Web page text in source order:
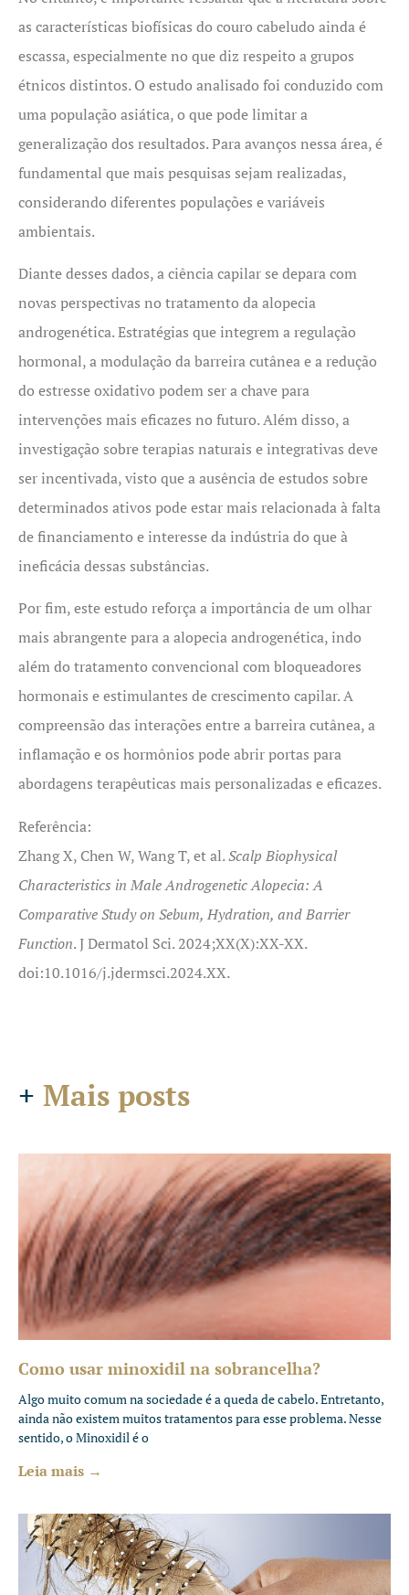
as características biofísicas do couro cabeludo ainda é
escassa, especialmente no que diz respeito a grupos
étnicos distintos. O estudo analisado foi conduzido com
uma população asiática, o que pode limitar a
generalização dos resultados. Para avanços nessa área, é
fundamental que mais pesquisas sejam realizadas,
considerando diferentes populações e variáveis
ambientais.
Diante desses dados, a ciência capilar se depara com
novas perspectivas no tratamento da alopecia
androgenética. Estratégias que integrem a regulação
hormonal, a modulação da barreira cutânea e a redução
do estresse oxidativo podem ser a chave para
intervenções mais eficazes no futuro. Além disso, a
investigação sobre terapias naturais e integrativas deve
ser incentivada, visto que a ausência de estudos sobre
determinados ativos pode estar mais relacionada à falta
de financiamento e interesse da indústria do que à
ineficácia dessas substâncias.
Por fim, este estudo reforça a importância de um olhar
mais abrangente para a alopecia androgenética, indo
além do tratamento convencional com bloqueadores
hormonais e estimulantes de crescimento capilar. A
compreensão das interações entre a barreira cutânea, a
inflamação e os hormônios pode abrir portas para
abordagens terapêuticas mais personalizadas e eficazes.
Referência:
Zhang X, Chen W, Wang T, et al.Scalp Biophysical
Characteristics in Male Androgenetic Alopecia: A
Comparative Study on Sebum, Hydration, and Barrier
Function. J Dermatol Sci. 2024;XX(X):XX-XX.
doi:10.1016/j.jdermsci.2024.XX.
+ Mais posts
Como usar minoxidil na sobrancelha?
Algo muito comum na sociedade é a queda de cabelo. Entretanto,
ainda não existem muitos tratamentos para esse problema. Nesse
sentido, o Minoxidil é o
Leia mais →